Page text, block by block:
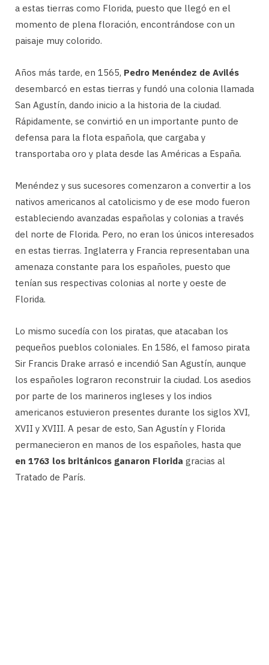
a estas tierras como Florida, puesto que llegó en el
momento de plena floración, encontrándose con un
paisaje muy colorido.
Años más tarde, en 1565, Pedro Menéndez de Avilés
desembarcó en estas tierras y fundó una colonia llamada
San Agustín, dando inicio a la historia de la ciudad.
Rápidamente, se convirtió en un importante punto de
defensa para la flota española, que cargaba y
transportaba oro y plata desde las Américas a España.
Menéndez y sus sucesores comenzaron a convertir a los
nativos americanos al catolicismo y de ese modo fueron
estableciendo avanzadas españolas y colonias a través
del norte de Florida. Pero, no eran los únicos interesados
en estas tierras. Inglaterra y Francia representaban una
amenaza constante para los españoles, puesto que
tenían sus respectivas colonias al norte y oeste de
Florida.
Lo mismo sucedía con los piratas, que atacaban los
pequeños pueblos coloniales. En 1586, el famoso pirata
Sir Francis Drake arrasó e incendió San Agustín, aunque
los españoles lograron reconstruir la ciudad. Los asedios
por parte de los marineros ingleses y los indios
americanos estuvieron presentes durante los siglos XVI,
XVII y XVIII. A pesar de esto, San Agustín y Florida
permanecieron en manos de los españoles, hasta que
en 1763 los británicos ganaron Florida gracias al
Tratado de París.